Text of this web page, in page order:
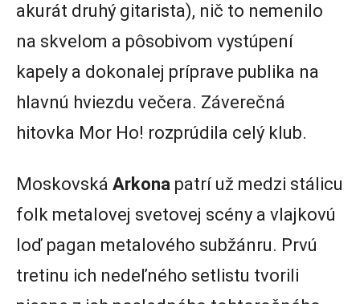
akurát druhý gitarista), nič to nemenilo
na skvelom a pôsobivom vystúpení
kapely a dokonalej príprave publika na
hlavnú hviezdu večera. Záverečná
hitovka Mor Ho! rozprúdila celý klub.
Moskovská Arkona patrí už medzi stálicu
folk metalovej svetovej scény a vlajkovú
loď pagan metalového subžánru. Prvú
tretinu ich nedeľného setlistu tvorili